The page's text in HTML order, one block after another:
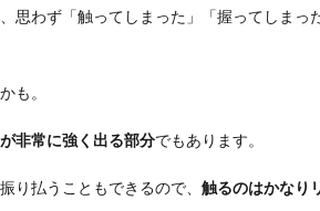
思わず「触ってしまった」「握ってしまっ
も。
非常に強く出る部分でもあります。
り払うこともできるので、 触るのはかなり